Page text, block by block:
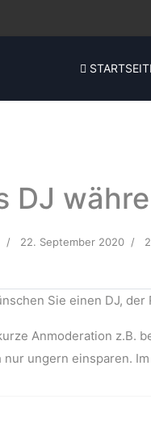
DJ
22. September 2020
Sie einen DJ,
Anmoderation
ungern einsparen.